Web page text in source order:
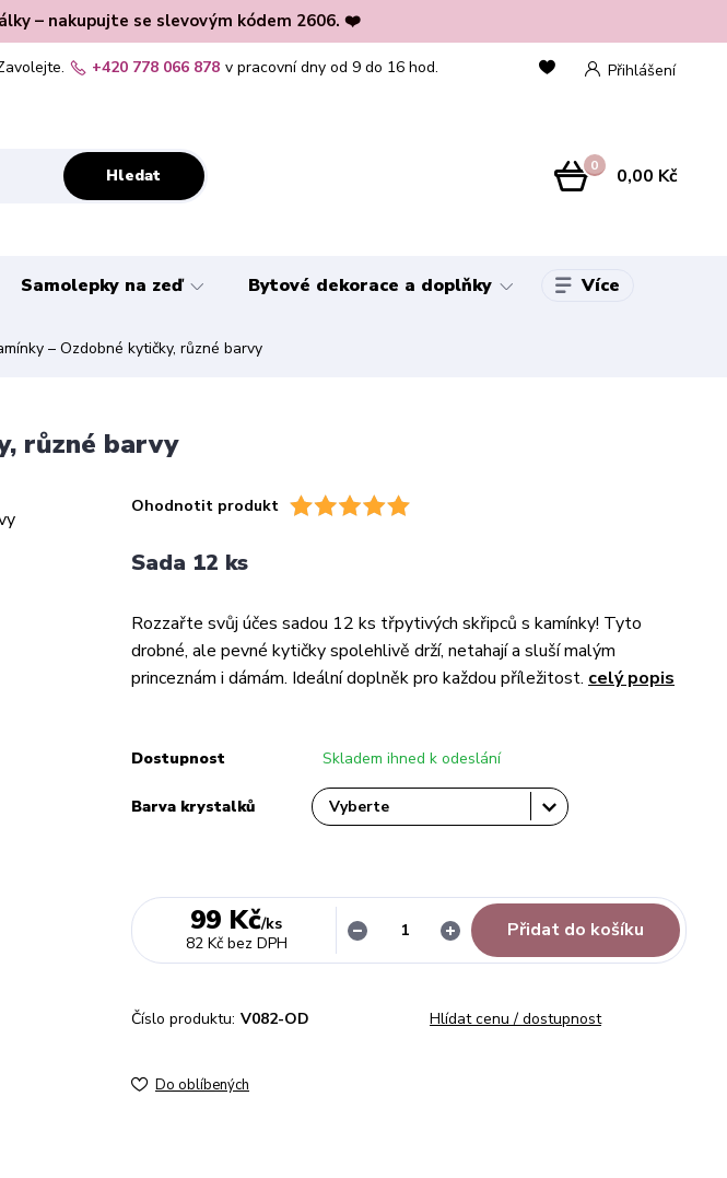
– nakupujte se slevovým kódem 2606. ❤️
Přihlášení
Hledat
+420 778 066 878 v pracovní dny od 9 do 16 hod.
0 0,00 Kč
Samolepky na zeď Bytové dekorace a doplňky Více
– Ozdobné kytičky, různé barvy
různé barvy
Ohodnotit produkt
Sada 12 ks
Rozzařte svůj účes sadou 12 ks třpytivých skřipců s kamínky! Tyto
drobné, ale pevné kytičky spolehlivě drží, netahají a sluší malým
princeznám i dámám. Ideální doplněk pro každou příležitost. celý popis
Dostupnost Skladem ihned k odeslání
Barva krystalků
99 Kč/ks
82 Kč bez DPH
Přidat do košíku
Číslo produktu: V082-OD Hlídat cenu / dostupnost
Do oblíbených